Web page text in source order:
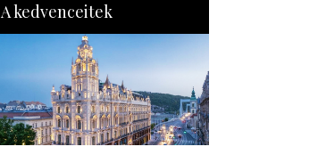
A kedvenceitek